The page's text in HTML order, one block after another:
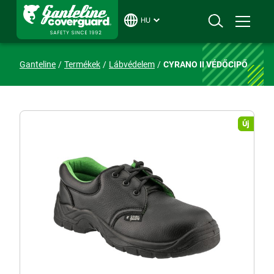
HU
Ganteline Termékek Lábvédelem CYRANO II VÉDŐCIPŐ
Új